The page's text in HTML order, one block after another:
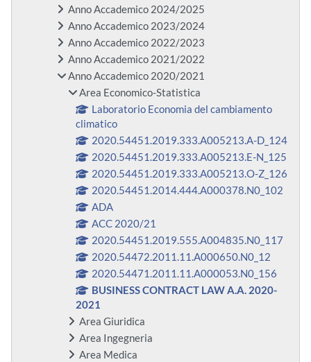
Anno Accademico 2024/2025
Anno Accademico 2023/2024
Anno Accademico 2022/2023
Anno Accademico 2021/2022
Anno Accademico 2020/2021
Area Economico-Statistica
Laboratorio Economia del cambiamento
climatico
2020.54451.2019.333.A005213.A-D_124
2020.54451.2019.333.A005213.E-N_125
2020.54451.2019.333.A005213.O-Z_126
2020.54451.2014.444.A000378.N0_102
ADA
ACC 2020/21
2020.54451.2019.555.A004835.N0_117
2020.54472.2011.11.A000650.N0_12
2020.54471.2011.11.A000053.N0_156
BUSINESS CONTRACT LAW A.A. 2020-
2021
Area Giuridica
Area Ingegneria
Area Medica